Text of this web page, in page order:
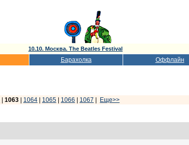
10.10. Москва. The Beatles Festival
Барахолка Оффлайн
1063 1064 1065 1066 1067
Еще>>